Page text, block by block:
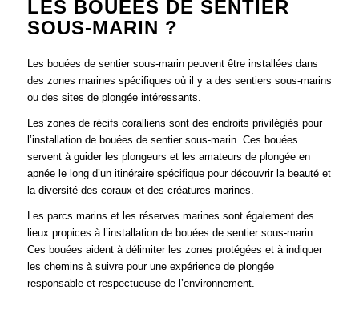
LES BOUÉES DE SENTIER
SOUS-MARIN ?
Les bouées de sentier sous-marin peuvent être installées dans
des zones marines spécifiques où il y a des sentiers sous-marins
ou des sites de plongée intéressants.
Les zones de récifs coralliens sont des endroits privilégiés pour
l’installation de bouées de sentier sous-marin. Ces bouées
servent à guider les plongeurs et les amateurs de plongée en
apnée le long d’un itinéraire spécifique pour découvrir la beauté et
la diversité des coraux et des créatures marines.
Les parcs marins et les réserves marines sont également des
lieux propices à l’installation de bouées de sentier sous-marin.
Ces bouées aident à délimiter les zones protégées et à indiquer
les chemins à suivre pour une expérience de plongée
responsable et respectueuse de l’environnement.